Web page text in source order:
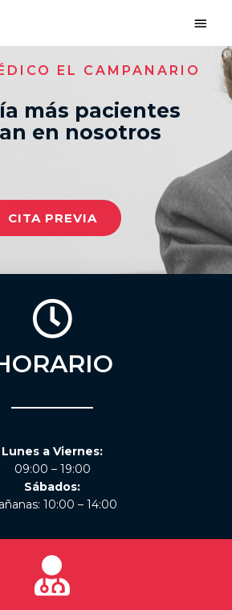
EL CAMPANARIO
más pacientes
en nosotros
CITA PREVIA
Lunes a Viernes:
09:00 – 19:00
Sábados:
10:00 – 14:00